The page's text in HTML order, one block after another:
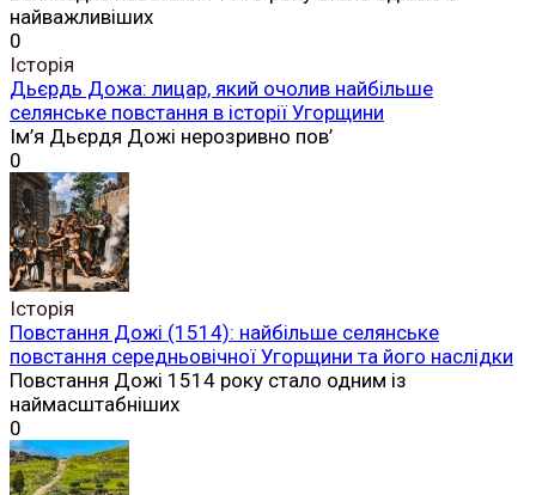
найважливіших
0
Історія
Дьєрдь Дожа: лицар, який очолив найбільше
селянське повстання в історії Угорщини
Ім’я Дьєрдя Дожі нерозривно пов’
0
Історія
Повстання Дожі (1514): найбільше селянське
повстання середньовічної Угорщини та його наслідки
Повстання Дожі 1514 року стало одним із
наймасштабніших
0